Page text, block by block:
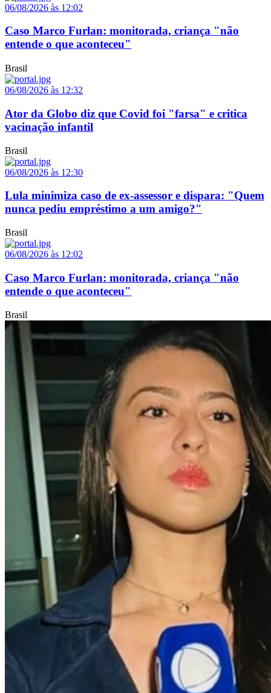
06/08/2026 às 12:02
Caso Marco Furlan: monitorada, criança "não
entende o que aconteceu"
Brasil
06/08/2026 às 12:32
Ator da Globo diz que Covid foi "farsa" e critica
vacinação infantil
Brasil
06/08/2026 às 12:30
Lula minimiza caso de ex-assessor e dispara: "Quem
nunca pediu empréstimo a um amigo?"
Brasil
06/08/2026 às 12:02
Caso Marco Furlan: monitorada, criança "não
entende o que aconteceu"
Brasil